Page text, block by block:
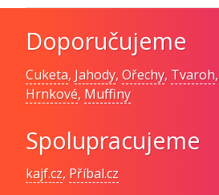
Doporučujeme
Cuketa, Jahody,Ořechy, Tvaroh,
Hrnkové, Muffiny
Spolupracujeme
kajf.cz, Příbal.cz